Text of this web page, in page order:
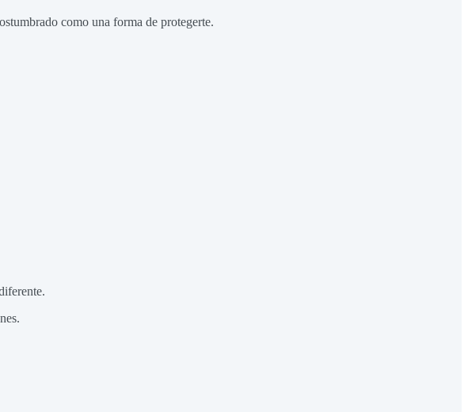
como una forma de protegerte.